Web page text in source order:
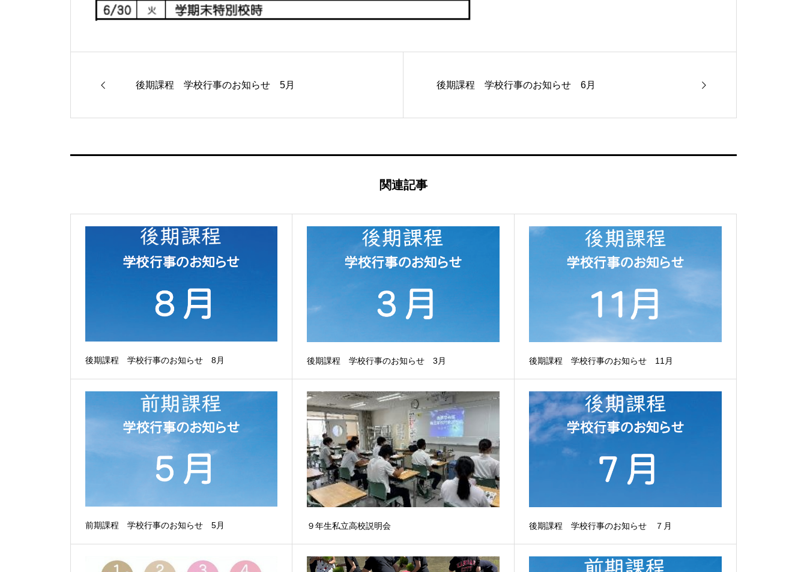
後期課程 学校行事のお知らせ 5月 後期課程 学校行事のお知らせ 6月
関連記事
後期課程 学校行事のお知らせ 8月 後期課程 学校行事のお知らせ 3月 後期課程 学校行事のお知らせ 11月
前期課程 学校行事のお知らせ 5月 ９年生私立高校説明会 後期課程 学校行事のお知らせ ７月